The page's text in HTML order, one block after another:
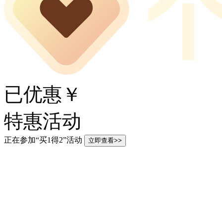
已优惠￥
特惠活动
正在参加“买1得2”活动 立即查看>>